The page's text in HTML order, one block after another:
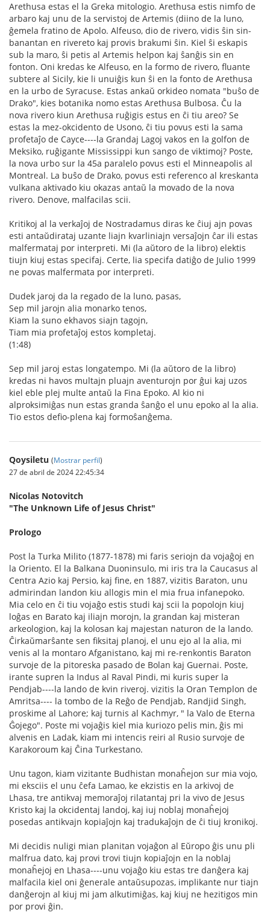
Arethusa estas el la Greka mitologio. Arethusa estis nimfo de
arbaro kaj unu de la servistoj de Artemis (diino de la luno,
ĝemela fratino de Apolo. Alfeuso, dio de rivero, vidis ŝin sin-
banantan en rivereto kaj provis brakumi ŝin. Kiel ŝi eskapis
sub la maro, ŝi petis al Artemis helpon kaj ŝanĝis sin en
fonton. Oni kredas ke Alfeuso, en la formo de rivero, fluante
subtere al Sicily, kie li unuiĝis kun ŝi en la fonto de Arethusa
en la urbo de Syracuse. Estas ankaŭ orkideo nomata "buŝo de
Drako", kies botanika nomo estas Arethusa Bulbosa. Ĉu la
nova rivero kiun Arethusa ruĝigis estus en ĉi tiu areo? Se
estas la mez-okcidento de Usono, ĉi tiu povus esti la sama
profetaĵo de Cayce----la Grandaj Lagoj vakos en la golfon de
Meksiko, ruĝigante Mississippi kun sango de viktimoj? Poste,
la nova urbo sur la 45a paralelo povus esti el Minneapolis al
Montreal. La buŝo de Drako, povus esti referenco al kreskanta
vulkana aktivado kiu okazas antaŭ la movado de la nova
rivero. Denove, malfacilas scii.
Kritikoj al la verkaĵoj de Nostradamus diras ke ĉiuj ajn povas
esti antaŭdirataj uzante liajn kvarliniajn versaĵojn ĉar ili estas
malfermataj por interpreti. Mi (la aŭtoro de la libro) elektis
tiujn kiuj estas specifaj. Certe, lia specifa datiĝo de Julio 1999
ne povas malfermata por interpreti.
Dudek jaroj da la regado de la luno, pasas,
Sep mil jarojn alia monarko tenos,
Kiam la suno ekhavos siajn tagojn,
Tiam mia profetaĵoj estos kompletaj.
(1:48)
Sep mil jaroj estas longatempo. Mi (la aŭtoro de la libro)
kredas ni havos multajn pluajn aventurojn por ĝui kaj uzos
kiel eble plej multe antaŭ la Fina Epoko. Al kio ni
alproksimiĝas nun estas granda ŝanĝo el unu epoko al la alia.
Tio estos defio-plena kaj formoŝanĝema.
Qoysiletu (Mostrar perfil)
27 de abril de 2024 22:45:34
Nicolas Notovitch
"The Unknown Life of Jesus Christ"
Prologo
Post la Turka Milito (1877-1878) mi faris seriojn da vojaĝoj en
la Oriento. El la Balkana Duoninsulo, mi iris tra la Caucasus al
Centra Azio kaj Persio, kaj fine, en 1887, vizitis Baraton, unu
admirindan landon kiu allogis min el mia frua infanepoko.
Mia celo en ĉi tiu vojaĝo estis studi kaj scii la popolojn kiuj
loĝas en Barato kaj iliajn morojn, la grandan kaj misteran
arkeologion, kaj la kolosan kaj majestan naturon de la lando.
Ĉirkaŭmarŝante sen fiksitaj planoj, el unu ejo al la alia, mi
venis al la montaro Afganistano, kaj mi re-renkontis Baraton
survoje de la pitoreska pasado de Bolan kaj Guernai. Poste,
irante supren la Indus al Raval Pindi, mi kuris super la
Pendjab----la lando de kvin riveroj. vizitis la Oran Templon de
Amritsa---- la tombo de la Reĝo de Pendjab, Randjid Singh,
proskime al Lahore; kaj turnis al Kachmyr, " la Valo de Eterna
Ĝojego". Poste mi vojaĝis kiel mia kuriozo pelis min, ĝis mi
alvenis en Ladak, kiam mi intencis reiri al Rusio survoje de
Karakoroum kaj Ĉina Turkestano.
Unu tagon, kiam vizitante Budhistan monaĥejon sur mia vojo,
mi eksciis el unu ĉefa Lamao, ke ekzistis en la arkivoj de
Lhasa, tre antikvaj memoraĵoj rilatantaj pri la vivo de Jesus
Kristo kaj la okcidentaj landoj, kaj iuj noblaj monaĥejoj
posedas antikvajn kopiaĵojn kaj tradukaĵojn de ĉi tiuj kronikoj.
Mi decidis nuligi mian planitan vojaĝon al Eŭropo ĝis unu pli
malfrua dato, kaj provi trovi tiujn kopiaĵojn en la noblaj
monaĥejoj en Lhasa----unu vojaĝo kiu estas tre danĝera kaj
malfacila kiel oni ĝenerale antaŭsupozas, implikante nur tiajn
danĝerojn al kiuj mi jam alkutimiĝas, kaj kiuj ne hezitigos min
por provi ĝin.